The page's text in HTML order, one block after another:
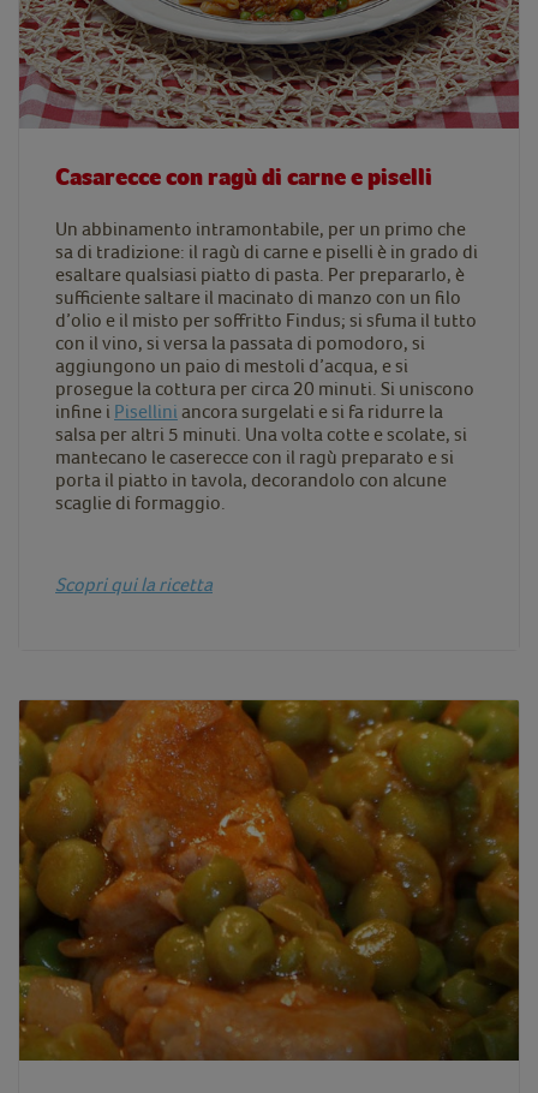
Casarecce con ragù di carne e piselli
Un abbinamento intramontabile, per un primo che
sa di tradizione: il ragù di carne e piselli è in grado di
esaltare qualsiasi piatto di pasta. Per prepararlo, è
sufficiente saltare il macinato di manzo con un filo
d’olio e il misto per soffritto Findus; si sfuma il tutto
con il vino, si versa la passata di pomodoro, si
aggiungono un paio di mestoli d’acqua, e si
prosegue la cottura per circa 20 minuti. Si uniscono
infine i Pisellini ancora surgelati e si fa ridurre la
salsa per altri 5 minuti. Una volta cotte e scolate, si
mantecano le caserecce con il ragù preparato e si
porta il piatto in tavola, decorandolo con alcune
scaglie di formaggio.
Scopri qui la ricetta